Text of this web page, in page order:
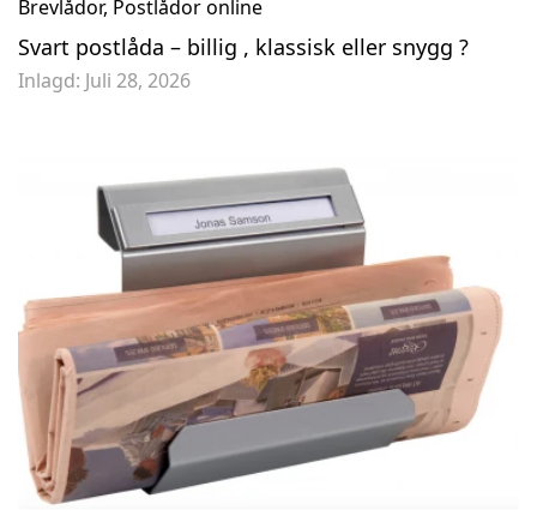
Brevlådor, Postlådor online
Svart postlåda – billig , klassisk eller snygg ?
Inlagd: Juli 28, 2026